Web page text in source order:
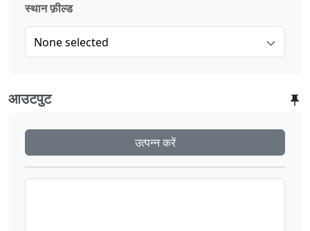
स्थान फ़ील्ड
None selected
आउटपुट
उत्पन्न करें